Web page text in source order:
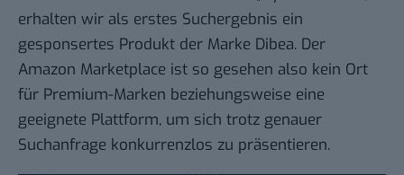
erhalten wir als erstes Suchergebnis ein
gesponsertes Produkt der Marke Dibea. Der
Amazon Marketplace ist so gesehen also kein Ort
für Premium-Marken beziehungsweise eine
geeignete Plattform, um sich trotz genauer
Suchanfrage konkurrenzlos zu präsentieren.